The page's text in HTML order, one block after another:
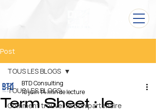
Post
TOUS LES BLOGS
Comment trouver le bon partenaire
TOUS LES BLOGS
Term Sheet : le
BTD Consulting
10 juin 14 min de lecture